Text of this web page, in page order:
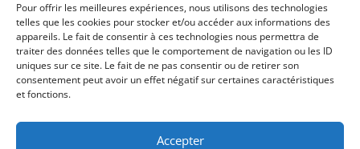
Pour offrir les meilleures expériences, nous utilisons des technologies
telles que les cookies pour stocker et/ou accéder aux informations des
appareils. Le fait de consentir à ces technologies nous permettra de
traiter des données telles que le comportement de navigation ou les ID
uniques sur ce site. Le fait de ne pas consentir ou de retirer son
consentement peut avoir un effet négatif sur certaines caractéristiques
et fonctions.
Accepter
Signify-Child ByClub Photo IUT Vannes @2025